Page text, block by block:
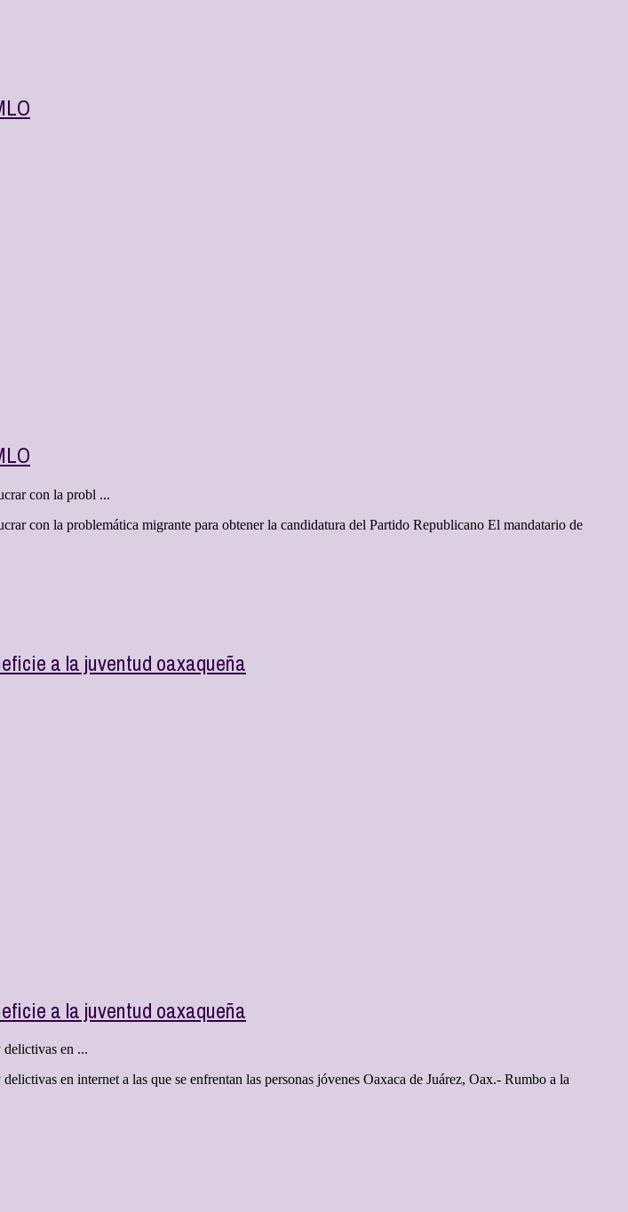
con la probl ...
con la problemática migrante para obtener la candidatura del Partido Republicano El mandatario de
a la juventud oaxaqueña
a la juventud oaxaqueña
delictivas en ...
en internet a las que se enfrentan las personas jóvenes Oaxaca de Juárez, Oax.- Rumbo a la